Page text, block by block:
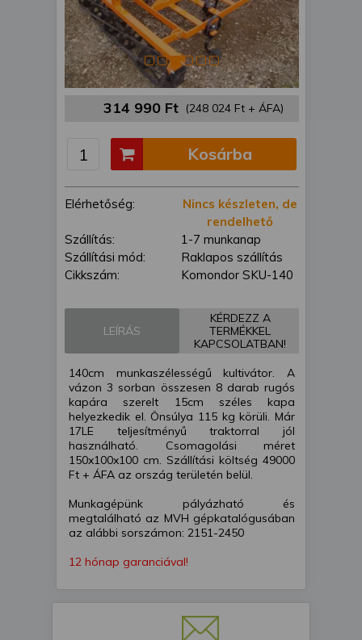
314 990 Ft (248 024 Ft + ÁFA)
Elérhetőség:
Nincs készleten, de
rendelhető
Szállítás:
1-7 munkanap
Szállítási mód:
Raklapos szállítás
Cikkszám:
Komondor SKU-140
Kosárba
LEÍRÁS
KÉRDEZZ A
TERMÉKKEL
KAPCSOLATBAN!
140cm munkaszélességű kultivátor. A
vázon 3 sorban összesen 8 darab rugós
kapára szerelt 15cm széles kapa
helyezkedik el. Önsúlya 115 kg körüli. Már
17LE teljesítményű traktorral jól
használható. Csomagolási méret
150x100x100 cm. Szállítási költség 49000
Ft + ÁFA az ország területén belül.
Munkagépünk pályázható és
megtalálható az MVH gépkatalógusában
az alábbi sorszámon: 2151-2450
12 hónap garanciával!
javításához. Az Ön engedélyével mi és a
partnereink eszközleolvasásos
módszerrel szerzett pontos geolokációs
adatokat és azonosítási információkat
is felhasználhatunk. A megfelelő helyre
kattintva hozzájárulhat ahhoz, hogy mi
és a partnereink a fent leírtak szerint
lehetőségként a hozzájárulás
megadása vagy elutasítása előtt
részletesebb információkhoz juthat, és
megváltoztathatja beállításait. Felhívjuk
figyelmét, hogy személyes adatainak
bizonyos kezeléséhez nem feltétlenül
szükséges az Ön hozzájárulása, de
jogában áll tiltakozni az ilyen jellegű
a weboldalra érvényesek. Erre a
webhelyre visszatérve vagy az
adatvédelmi szabályzatunk segítségével
bármikor megváltoztathatja a
beállításait.